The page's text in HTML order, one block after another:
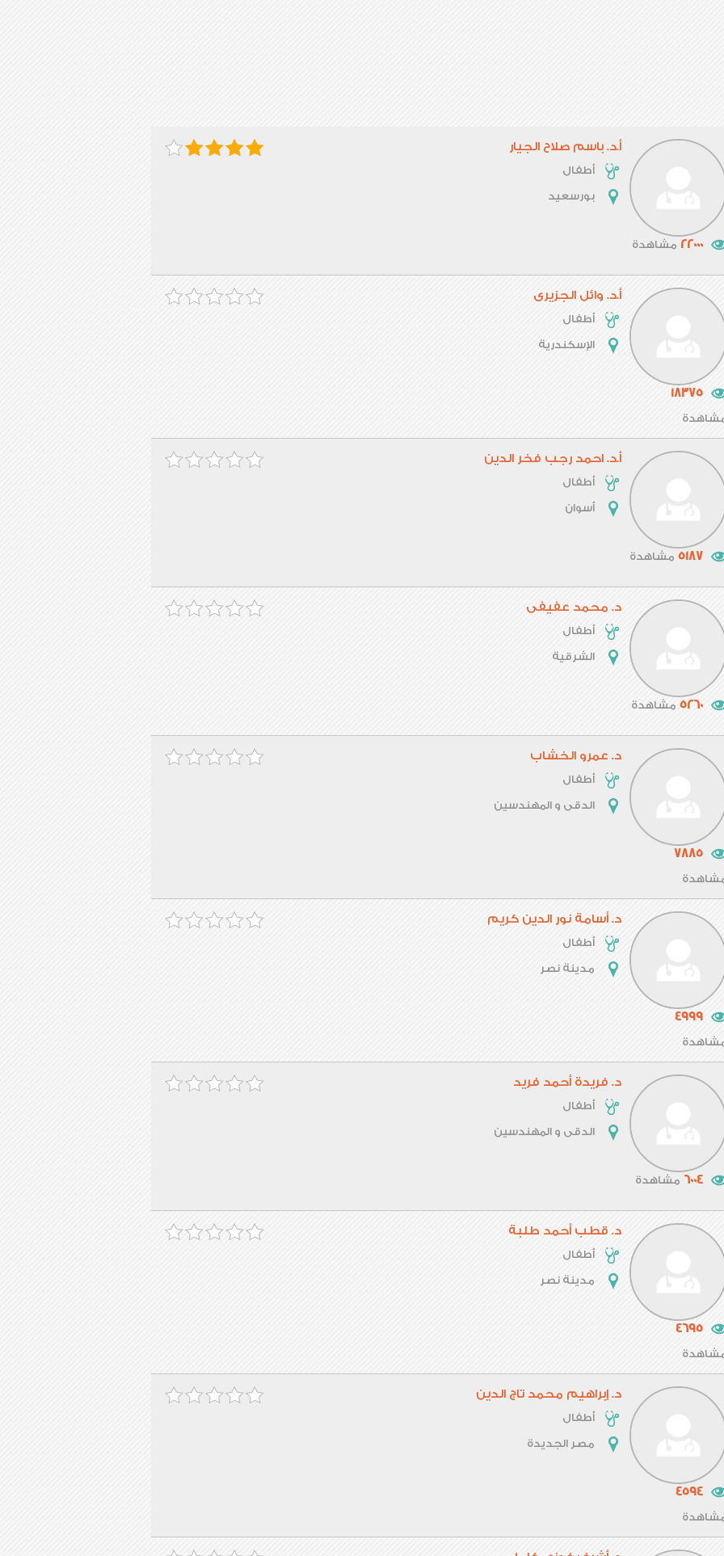
22000 مشاهدة
أ.د. باسم صلاح الجيار
أطفال
بورسعيد
18375
أ.د. وائل الجزيرى
أطفال
الإسكندرية
5187 مشاهدة
أ.د. احمد رجب فخر الدين
أطفال
أسوان
5260 مشاهدة
د. محمد عفيفى
أطفال
الشرقية
7885
د. عمرو الخشاب
أطفال
الدقى و المهندسين
4999
د. أسامة نور الدين كريم
أطفال
مدينة نصر
6004 مشاهدة
د. فريدة أحمد فريد
أطفال
الدقى و المهندسين
4695
د. قطب أحمد طلبة
أطفال
مدينة نصر
4594
د. إبراهيم محمد تاج الدين
أطفال
مصر الجديدة